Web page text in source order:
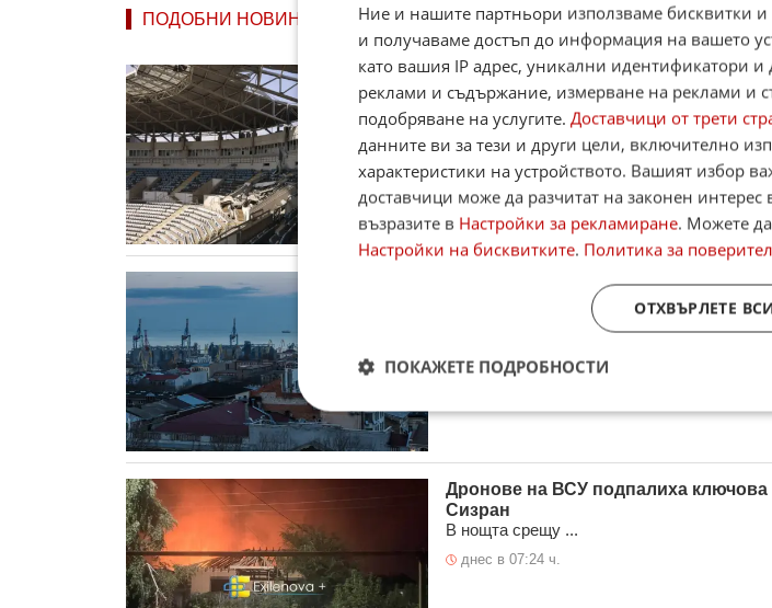
ПОДОБНИ НОВИНИ
Западът с нова инициатива относно
активи
На Запад е предложена инициатива за
руски активи от Euroclear към нова
цел използването им ...
днес в 12:35 ч.
След натиск от САЩ: Киев обеща
В рамките на мащабно дипломатическо и
преустанови атаките с д ...
Дронове на ВСУ подпалиха ключова
Сизран
В нощта срещу ...
днес в 07:24 ч.
Ние и нашите партньори използваме бисквитки
и получаваме достъп до информация на вашето
като вашия IP адрес, уникални идентификатори
реклами и съдържание, измерване на реклами и
подобряване на услугите. Доставчици от трети
данните ви за тези и други цели, включително
характеристики на устройството. Вашият избор
доставчици може да разчитат на законен интерес
възразите в Настройки за рекламиране. Можете да
Настройки на бисквитките. Политика за
ОТХВЪРЛЕТЕ
ПОКАЖЕТЕ ПОДРОБНОСТИ